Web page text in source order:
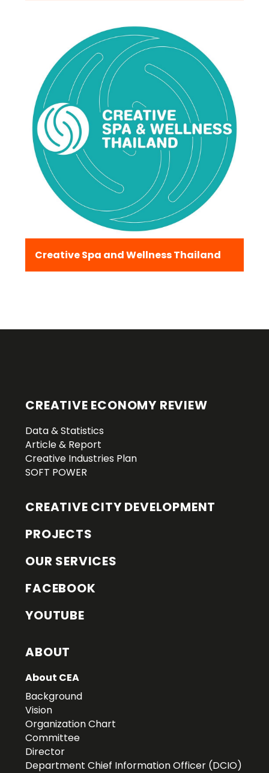
Creative Spa and Wellness Thailand
CREATIVE ECONOMY REVIEW
Data & Statistics
Article & Report
Creative Industries Plan
SOFT POWER
CREATIVE CITY DEVELOPMENT
PROJECTS
OUR SERVICES
FACEBOOK
YOUTUBE
ABOUT
About CEA
Background
Vision
Organization Chart
Committee
Director
Department Chief Information Officer (DCIO)